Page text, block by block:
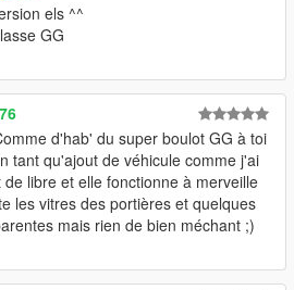
els ^^
GG
d'hab' du super boulot GG à toi
tant qu'ajout de véhicule comme j'ai
libre et elle fonctionne à merveille
les vitres des portières et quelques
mais rien de bien méchant ;)